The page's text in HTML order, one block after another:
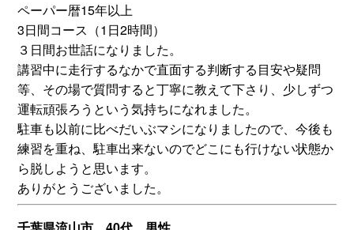
ペーパー暦15年以上
3日間コース（1日2時間）
３日間お世話になりました。
講習中に走行するなかで直面する判断する目安や疑問
等、その場で質問すると丁寧に教えて下さり、少しずつ
運転頑張ろうという気持ちになれました。
駐車も以前に比べだいぶマシになりましたので、今後も
練習を重ね、駐車出来ないのでどこにも行けない状態か
ら脱しようと思います。
ありがとうございました。